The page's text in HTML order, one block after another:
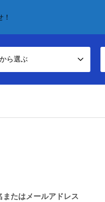
ら選ぶ
またはメールアドレス